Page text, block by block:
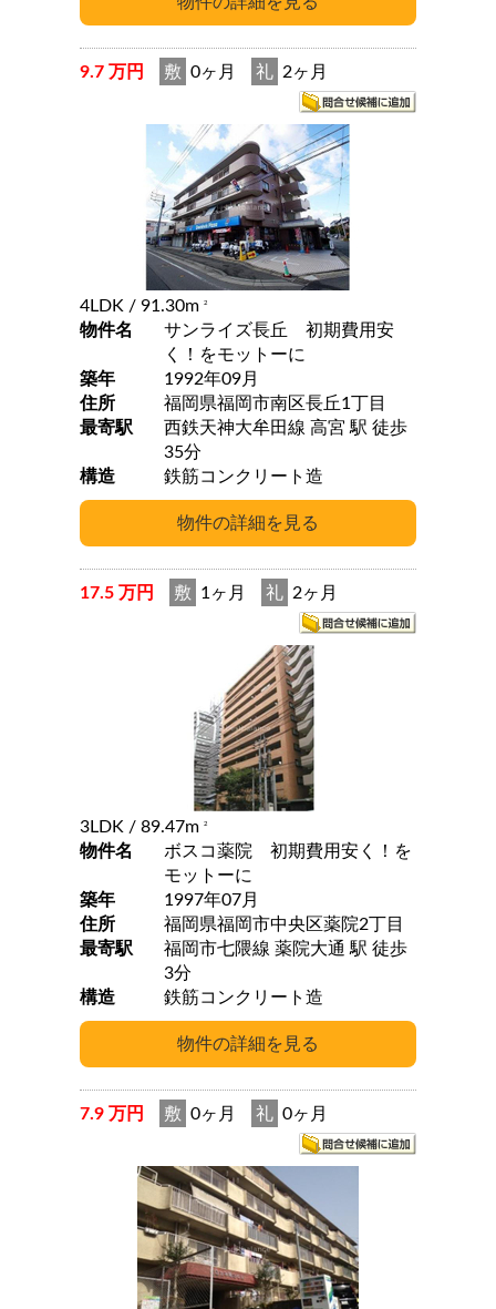
9.7 万円 敷 0ヶ月 礼 2ヶ月
4LDK / 91.30m 2
物件名
サンライズ長丘 初期費用安
く！をモットーに
築年
1992年09月
住所
福岡県福岡市南区長丘1丁目
最寄駅
西鉄天神大牟田線 高宮 駅 徒歩
35分
構造
鉄筋コンクリート造
17.5 万円 敷 1ヶ月 礼 2ヶ月
3LDK / 89.47m 2
物件名
ボスコ薬院 初期費用安く！を
モットーに
築年
1997年07月
住所
福岡県福岡市中央区薬院2丁目
最寄駅
福岡市七隈線 薬院大通 駅 徒歩
3分
構造
鉄筋コンクリート造
7.9 万円 敷 0ヶ月 礼 0ヶ月